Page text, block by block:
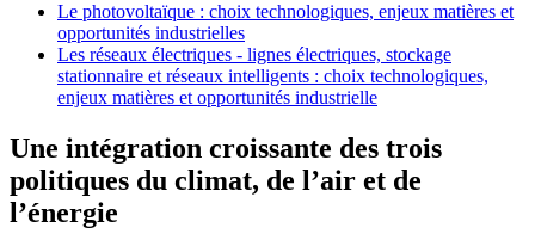
Le photovoltaïque : choix technologiques, enjeux matières et
opportunités industrielles
Les réseaux électriques - lignes électriques, stockage
stationnaire et réseaux intelligents : choix technologiques,
enjeux matières et opportunités industrielle
Une intégration croissante des trois
politiques du climat, de l’air et de
l’énergie